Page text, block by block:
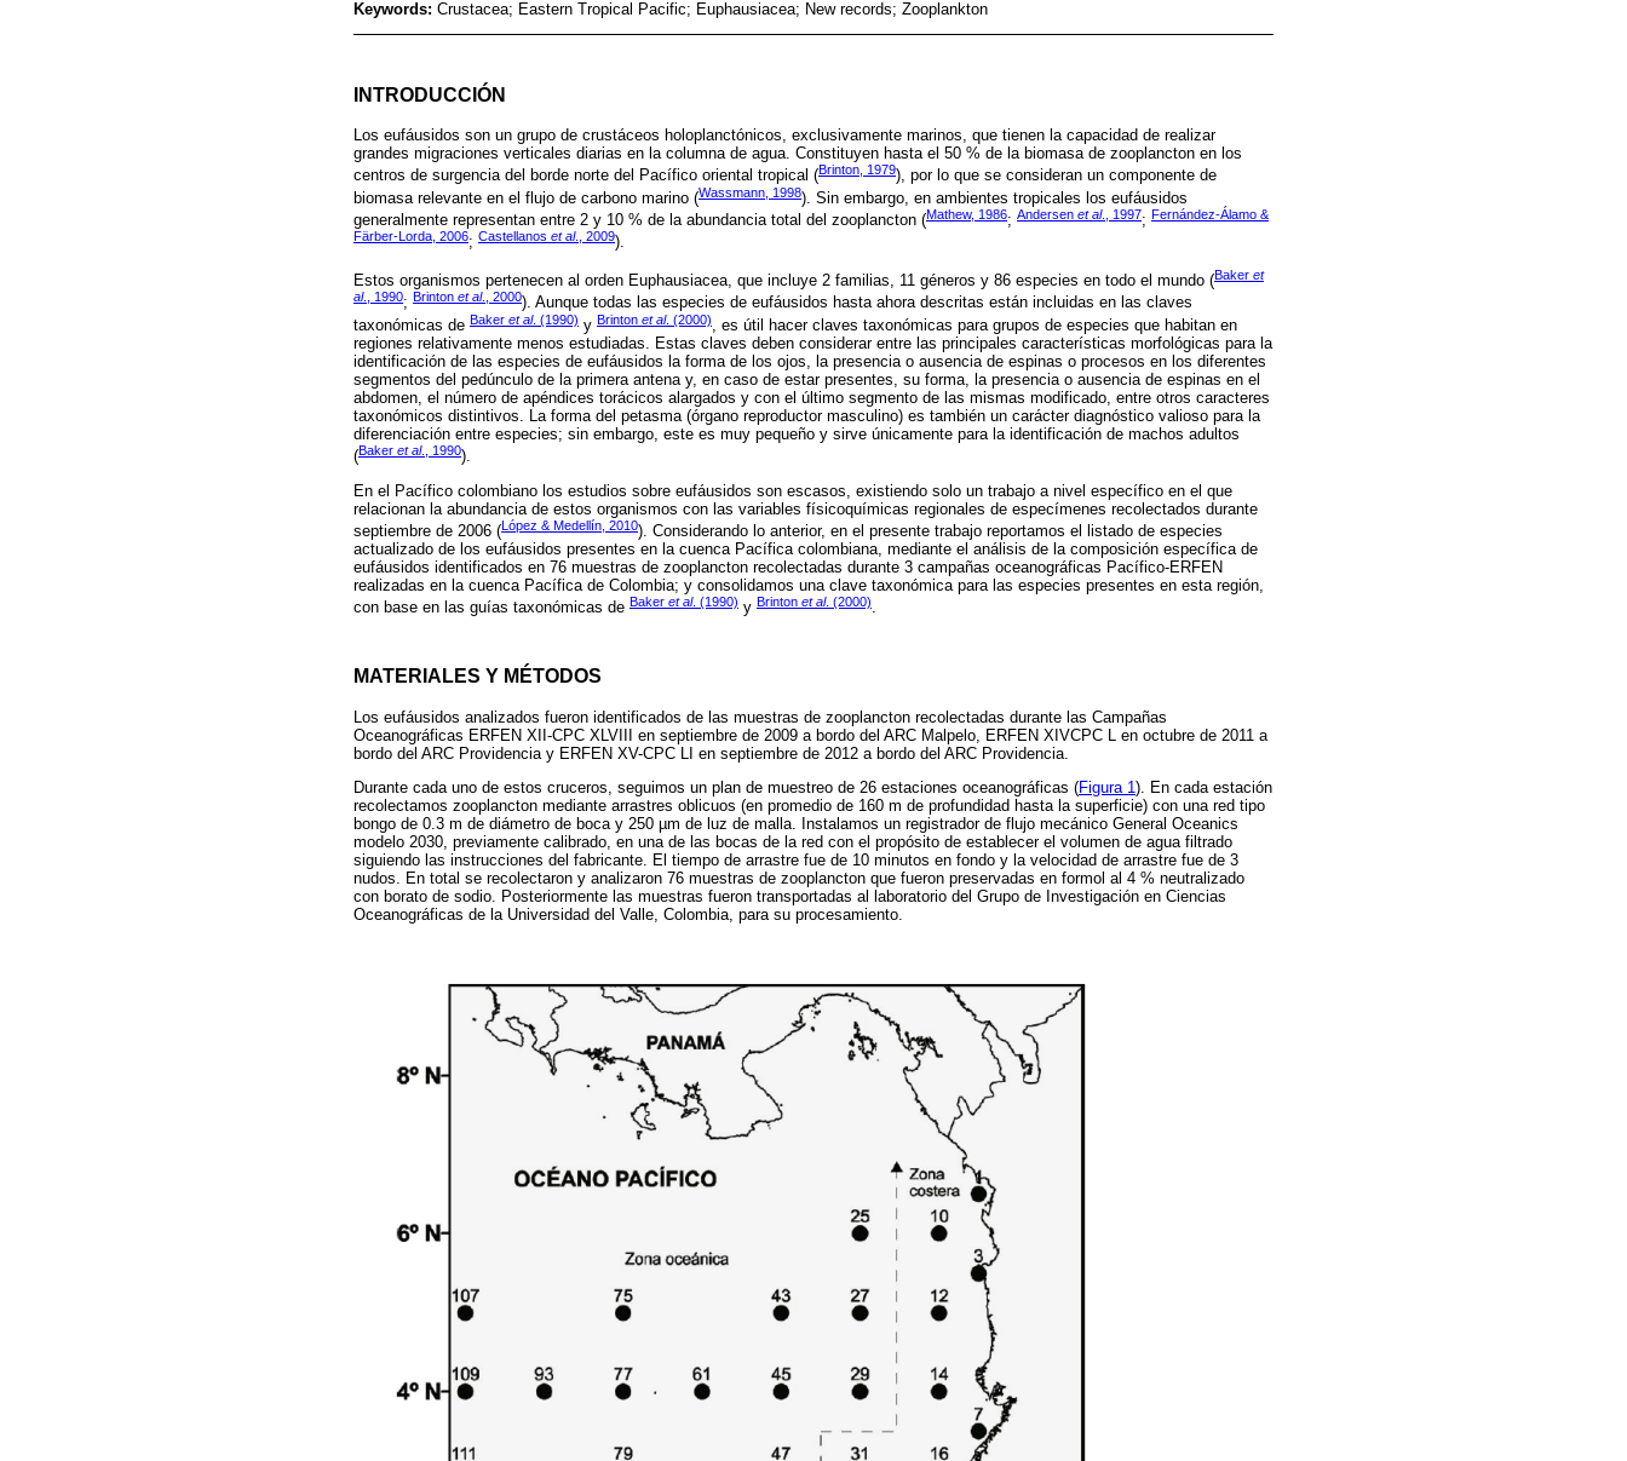
Keywords: Crustacea; Eastern Tropical Pacific; Euphausiacea; New records; Zooplankton
INTRODUCCIÓN
Los eufáusidos son un grupo de crustáceos holoplanctónicos, exclusivamente marinos, que tienen la capacidad de realizar
grandes migraciones verticales diarias en la columna de agua. Constituyen hasta el 50 % de la biomasa de zooplancton en los
centros de surgencia del borde norte del Pacífico oriental tropical (Brinton, 1979), por lo que se consideran un componente de
biomasa relevante en el flujo de carbono marino (Wassmann, 1998). Sin embargo, en ambientes tropicales los eufáusidos
generalmente representan entre 2 y 10 % de la abundancia total del zooplancton (Mathew, 1986; Andersen et al., 1997; Fernández-Álamo &
Färber-Lorda, 2006; Castellanos et al., 2009).
Estos organismos pertenecen al orden Euphausiacea, que incluye 2 familias, 11 géneros y 86 especies en todo el mundo (Baker et
al., 1990; Brinton et al., 2000). Aunque todas las especies de eufáusidos hasta ahora descritas están incluidas en las claves
taxonómicas de Baker et al. (1990) y Brinton et al. (2000), es útil hacer claves taxonómicas para grupos de especies que habitan en
regiones relativamente menos estudiadas. Estas claves deben considerar entre las principales características morfológicas para la
identificación de las especies de eufáusidos la forma de los ojos, la presencia o ausencia de espinas o procesos en los diferentes
segmentos del pedúnculo de la primera antena y, en caso de estar presentes, su forma, la presencia o ausencia de espinas en el
abdomen, el número de apéndices torácicos alargados y con el último segmento de las mismas modificado, entre otros caracteres
taxonómicos distintivos. La forma del petasma (órgano reproductor masculino) es también un carácter diagnóstico valioso para la
diferenciación entre especies; sin embargo, este es muy pequeño y sirve únicamente para la identificación de machos adultos
(Baker et al., 1990).
En el Pacífico colombiano los estudios sobre eufáusidos son escasos, existiendo solo un trabajo a nivel específico en el que
relacionan la abundancia de estos organismos con las variables físicoquímicas regionales de especímenes recolectados durante
septiembre de 2006 (López & Medellín, 2010). Considerando lo anterior, en el presente trabajo reportamos el listado de especies
actualizado de los eufáusidos presentes en la cuenca Pacífica colombiana, mediante el análisis de la composición específica de
eufáusidos identificados en 76 muestras de zooplancton recolectadas durante 3 campañas oceanográficas Pacífico-ERFEN
realizadas en la cuenca Pacífica de Colombia; y consolidamos una clave taxonómica para las especies presentes en esta región,
con base en las guías taxonómicas de Baker et al. (1990) y Brinton et al. (2000).
MATERIALES Y MÉTODOS
Los eufáusidos analizados fueron identificados de las muestras de zooplancton recolectadas durante las Campañas
Oceanográficas ERFEN XII-CPC XLVIII en septiembre de 2009 a bordo del ARC Malpelo, ERFEN XIVCPC L en octubre de 2011 a
bordo del ARC Providencia y ERFEN XV-CPC LI en septiembre de 2012 a bordo del ARC Providencia.
Durante cada uno de estos cruceros, seguimos un plan de muestreo de 26 estaciones oceanográficas (Figura 1 ). En cada estación
recolectamos zooplancton mediante arrastres oblicuos (en promedio de 160 m de profundidad hasta la superficie) con una red tipo
bongo de 0.3 m de diámetro de boca y 250 µm de luz de malla. Instalamos un registrador de flujo mecánico General Oceanics
modelo 2030, previamente calibrado, en una de las bocas de la red con el propósito de establecer el volumen de agua filtrado
siguiendo las instrucciones del fabricante. El tiempo de arrastre fue de 10 minutos en fondo y la velocidad de arrastre fue de 3
nudos. En total se recolectaron y analizaron 76 muestras de zooplancton que fueron preservadas en formol al 4 % neutralizado
con borato de sodio. Posteriormente las muestras fueron transportadas al laboratorio del Grupo de Investigación en Ciencias
Oceanográficas de la Universidad del Valle, Colombia, para su procesamiento.